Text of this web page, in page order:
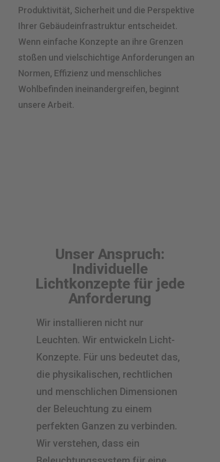
Produktivität, Sicherheit und die Perspektive
Ihrer Gebäudeinfrastruktur entscheidet.
Wenn einfache Konzepte an ihre Grenzen
stoßen und vielschichtige Anforderungen an
Normen, Effizienz und menschliches
Wohlbefinden ineinandergreifen, beginnt
unsere Arbeit.
Unser Anspruch:
Individuelle
Lichtkonzepte für jede
Anforderung
Wir installieren nicht nur
Leuchten. Wir entwickeln Licht-
Konzepte. Für uns bedeutet das,
die physikalischen, rechtlichen
und menschlichen Dimensionen
der Beleuchtung zu einem
perfekten Ganzen zu verbinden.
Wir verstehen, dass ein